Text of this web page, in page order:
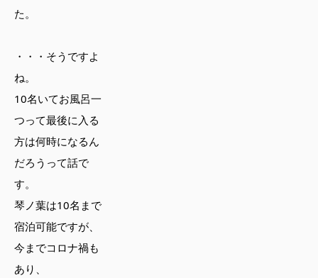
た。
・・・そうですよ
ね。
10名いてお風呂一
つって最後に入る
方は何時になるん
だろうって話で
す。
琴ノ葉は10名まで
宿泊可能ですが、
今までコロナ禍も
あり、